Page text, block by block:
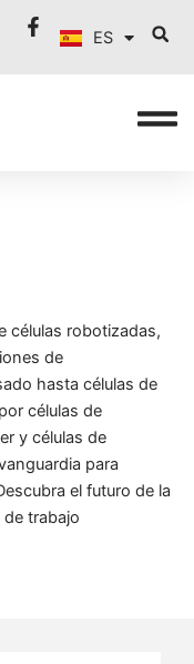
ES
IT
células robotizadas,
de
hasta células de
células de
y células de
para
el futuro de la
trabajo